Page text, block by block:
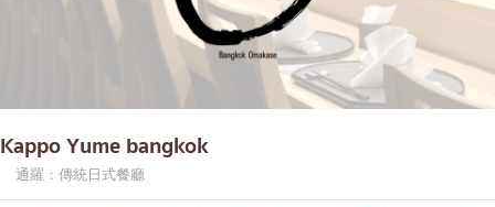
Kappo Yume bangkok
通羅：傳統日式餐廳